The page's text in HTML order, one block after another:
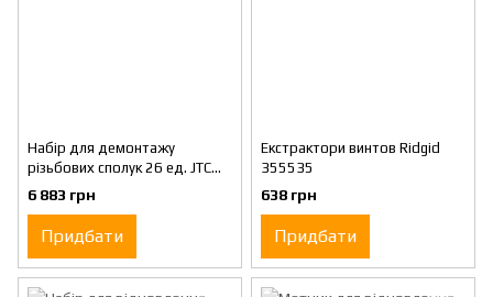
Набір для демонтажу
різьбових сполук 26 ед. JTC
K8261
6 883 грн
Придбати
Екстрактори винтов Ridgid
355535
638 грн
Придбати